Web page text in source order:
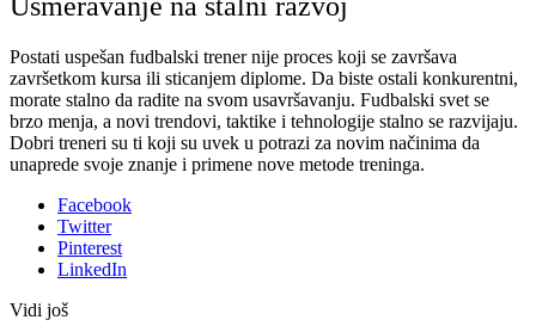
Postati uspešan fudbalski trener nije proces koji se završava
završetkom kursa ili sticanjem diplome. Da biste ostali konkurentni,
morate stalno da radite na svom usavršavanju. Fudbalski svet se
brzo menja, a novi trendovi, taktike i tehnologije stalno se razvijaju.
Dobri treneri su ti koji su uvek u potrazi za novim načinima da
unaprede svoje znanje i primene nove metode treninga.
Facebook
Twitter
Pinterest
LinkedIn
Vidi još